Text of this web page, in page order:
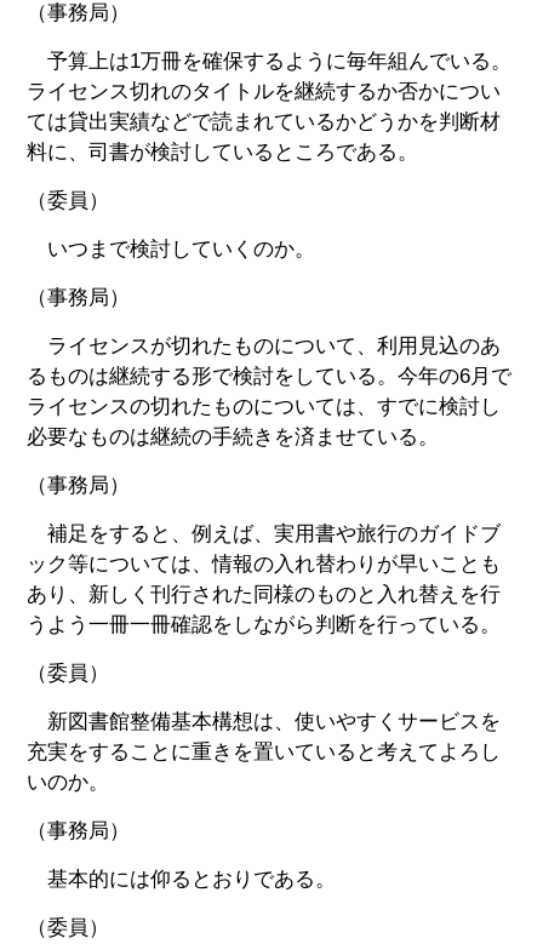
（事務局）
予算上は1万冊を確保するように毎年組んでいる。
ライセンス切れのタイトルを継続するか否かについ
ては貸出実績などで読まれているかどうかを判断材
料に、司書が検討しているところである。
（委員）
いつまで検討していくのか。
（事務局）
ライセンスが切れたものについて、利用見込のあ
るものは継続する形で検討をしている。今年の6月で
ライセンスの切れたものについては、すでに検討し
必要なものは継続の手続きを済ませている。
（事務局）
補足をすると、例えば、実用書や旅行のガイドブ
ック等については、情報の入れ替わりが早いことも
あり、新しく刊行された同様のものと入れ替えを行
うよう一冊一冊確認をしながら判断を行っている。
（委員）
新図書館整備基本構想は、使いやすくサービスを
充実をすることに重きを置いていると考えてよろし
いのか。
（事務局）
基本的には仰るとおりである。
（委員）